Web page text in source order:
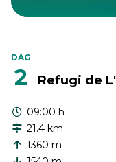
DAG
2 Refugi de
09:00 h
21.4 km
1360 m